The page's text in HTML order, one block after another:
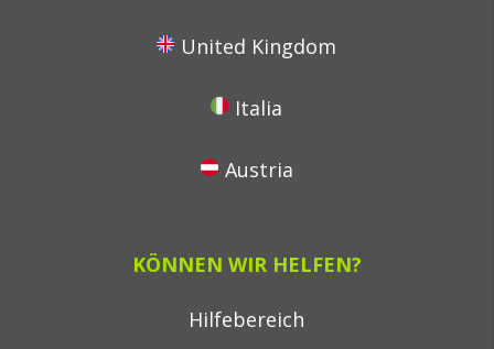
United Kingdom
Italia
Austria
KÖNNEN WIR HELFEN?
Hilfebereich